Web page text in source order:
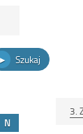
Szukaj
N
3.